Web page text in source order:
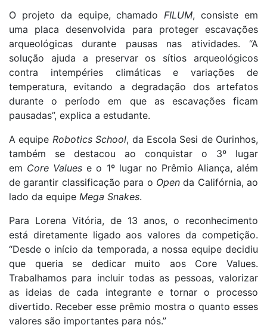
O projeto da equipe, chamadoFILUM, consiste em
uma placa desenvolvida para proteger escavações
arqueológicas durante pausas nas atividades. “A
solução ajuda a preservar os sítios arqueológicos
contra intempéries climáticas e variações de
temperatura, evitando a degradação dos artefatos
durante o período em que as escavações ficam
pausadas”, explica a estudante.
A equipe Robotics School, da Escola Sesi de Ourinhos,
também se destacou ao conquistar o 3º lugar
em Core Values e o 1º lugar no Prêmio Aliança, além
de garantir classificação para o Openda Califórnia, ao
lado da equipe Mega Snakes.
Para Lorena Vitória, de 13 anos, o reconhecimento
está diretamente ligado aos valores da competição.
“Desde o início da temporada, a nossa equipe decidiu
que queria se dedicar muito aos Core Values.
Trabalhamos para incluir todas as pessoas, valorizar
as ideias de cada integrante e tornar o processo
divertido. Receber esse prêmio mostra o quanto esses
valores são importantes para nós.”